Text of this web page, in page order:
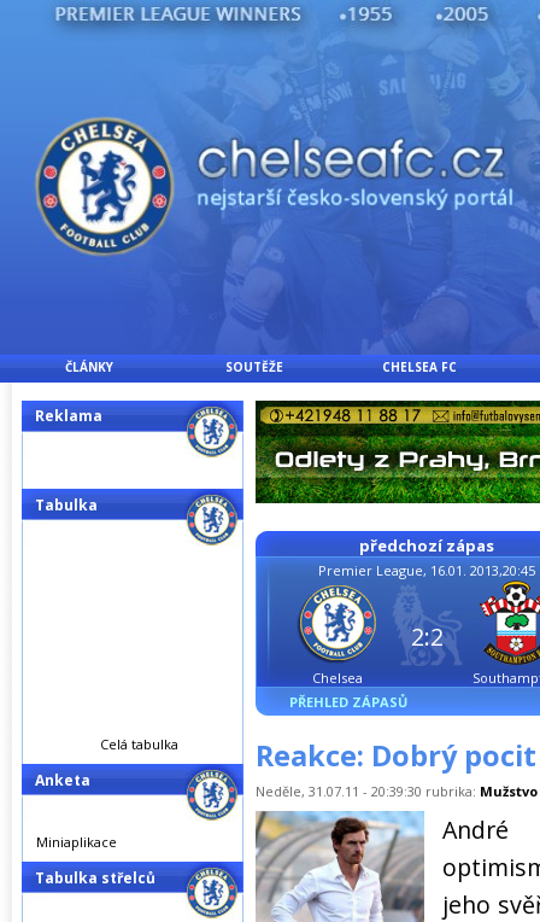
ČLÁNKY SOUTĚŽE CHELSEA FC
předchozí zápas
Premier League, 16.01. 2013,20:45
Chelsea
2:2
PŘEHLED ZÁPASŮ
Reakce: Dobrý
Neděle, 31.07.11 - 20:39:30 rubrika: Mužstvo
André
jeho
Reklama
Tabulka
Celá tabulka
Anketa
Miniaplikace
Tabulka střelců